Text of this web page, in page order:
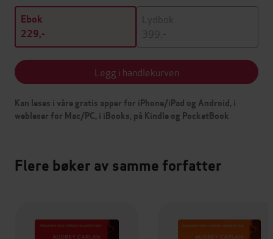
Ebok
229,-
Lydbok
399,-
Legg i handlekurven
Kan leses i våre gratis apper for iPhone/iPad og Android, i
webleser for Mac/PC, i iBooks, på Kindle og PocketBook
Flere bøker av samme forfatter